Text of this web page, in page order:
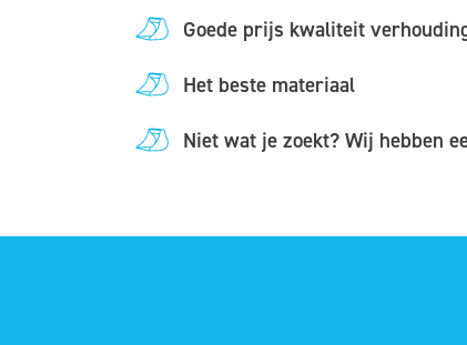
Goede prijs kwaliteit
Het beste materiaal
Niet wat je zoekt? Wij hebben